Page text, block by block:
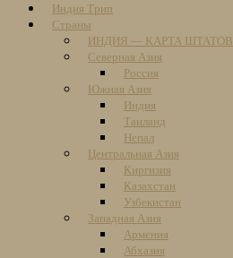
Индия Трип
Страны
ИНДИЯ — КАРТА ШТАТОВ
Северная Азия
Россия
Южная Азия
Индия
Таиланд
Непал
Центральная Азия
Киргизия
Казахстан
Узбекистан
Западная Азия
Армения
Абхазия